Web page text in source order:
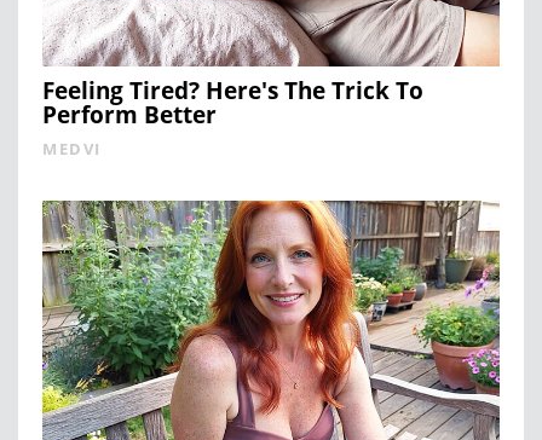
Feeling Tired? Here's The Trick To
Perform Better
MEDVI